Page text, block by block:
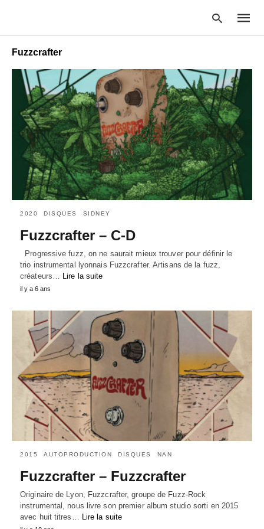
Type
search
query
and
hit
enter:
Fuzzcrafter
2020 DISQUES SIDNEY
Fuzzcrafter – C-D
Progressive fuzz, on ne saurait mieux trouver pour définir le
trio instrumental lyonnais Fuzzcrafter. Artisans de la fuzz,
créateurs… Lire la suite
il y a 6 ans
2015 AUTOPRODUCTION DISQUES NAN
Fuzzcrafter – Fuzzcrafter
Originaire de Lyon, Fuzzcrafter, groupe de Fuzz-Rock
instrumental, nous livre son premier album studio sorti en 2015
avec huit titres… Lire la suite